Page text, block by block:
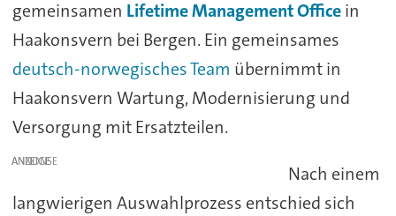
gemeinsamen Lifetime Management Officein
Haakonsvern bei Bergen. Ein gemeinsames
deutsch-norwegisches Team übernimmt in
Haakonsvern Wartung, Modernisierung und
Versorgung mit Ersatzteilen.
ANZEIGE
Nach einem
langwierigen Auswahlprozess entschied sich